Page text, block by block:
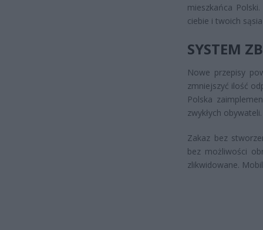
mieszkańca
ciebie i twoich
SYSTEM
Nowe przepisy
zmniejszyć ilość
Polska
zwykłych obywateli.
Zakaz bez
bez możliwości
zlikwidowane.